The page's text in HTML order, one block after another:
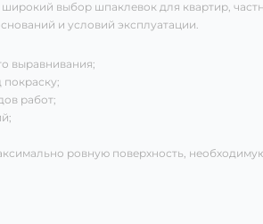
выбор шпаклевок для квартир,
и условий эксплуатации.
выравнивания;
работ;
ровную поверхность,